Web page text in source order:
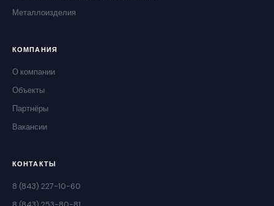
Металлоизделия
КОМПАНИЯ
О компании
Объекты
Партнёры
Вакансии
КОНТАКТЫ
8 (843) 227-10-60